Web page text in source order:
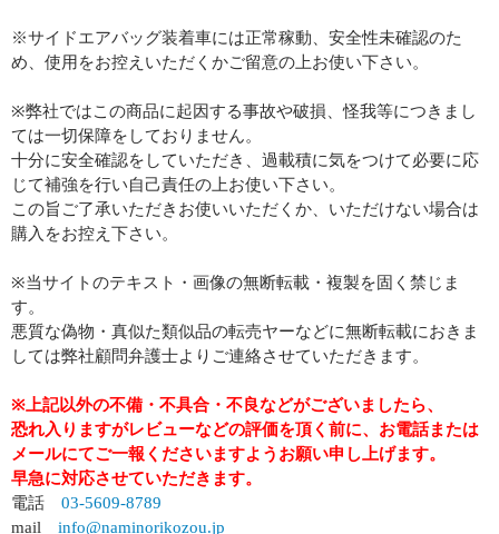
※サイドエアバッグ装着車には正常稼動、安全性未確認のた
め、使用をお控えいただくかご留意の上お使い下さい。
※弊社ではこの商品に起因する事故や破損、怪我等につきまし
ては一切保障をしておりません。
十分に安全確認をしていただき、過載積に気をつけて必要に応
じて補強を行い自己責任の上お使い下さい。
この旨ご了承いただきお使いいただくか、いただけない場合は
購入をお控え下さい。
※当サイトのテキスト・画像の無断転載・複製を固く禁じま
す。
悪質な偽物・真似た類似品の転売ヤーなどに無断転載におきま
しては弊社顧問弁護士よりご連絡させていただきます。
※上記以外の不備・不具合・不良などがございましたら、
恐れ入りますがレビューなどの評価を頂く前に、お電話または
メールにてご一報くださいますようお願い申し上げます。
早急に対応させていただきます。
電話 03-5609-8789
mail info@naminorikozou.jp